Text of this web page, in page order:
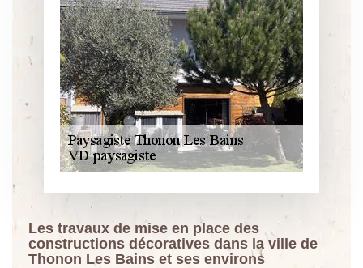
Les travaux de mise en place des
constructions décoratives dans la ville de
Thonon Les Bains et ses environs